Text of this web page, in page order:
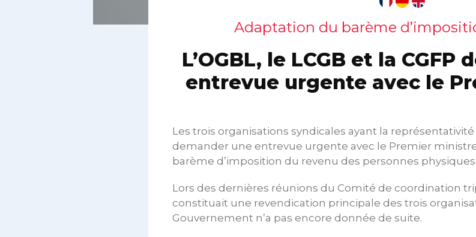
Adaptation du barème
L’OGBL, le LCGB et la
entrevue urgente avec le
Les trois organisations syndicales ayant la
demander une entrevue urgente avec le Premier
barème d’imposition du revenu des personnes physiques
Lors des dernières réunions du Comité de coordination
constituait une revendication principale des trois
Gouvernement n’a pas encore donnée de suite.